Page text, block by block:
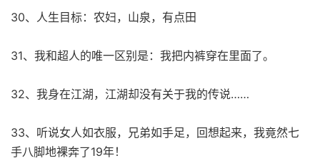
30、人生目标：农妇，山泉，有点田
31、我和超人的唯一区别是：我把内裤穿在里面了。
32、我身在江湖，江湖却没有关于我的传说……
33、听说女人如衣服，兄弟如手足，回想起来，我竟然七
手八脚地裸奔了19年！